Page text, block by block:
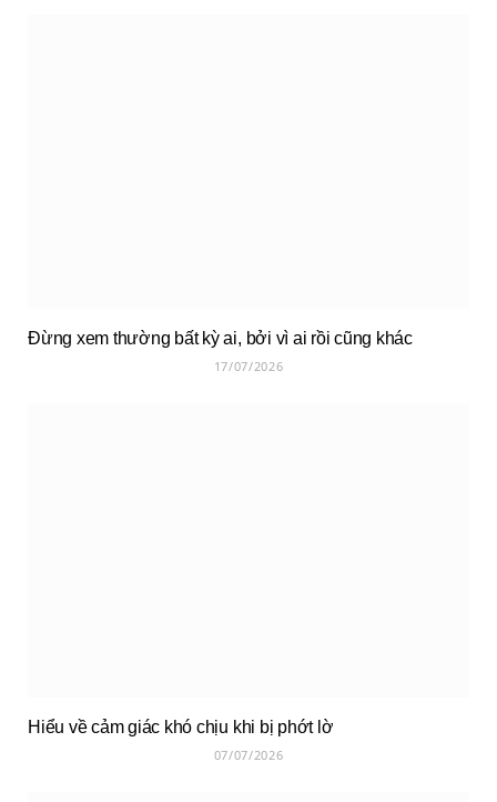
Đừng xem thường bất kỳ ai, bởi vì ai rồi cũng khác
17/07/2026
Hiểu về cảm giác khó chịu khi bị phớt lờ
07/07/2026